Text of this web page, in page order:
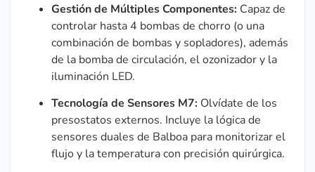
Gestión de Múltiples Componentes: Capaz de
controlar hasta 4 bombas de chorro (o una
combinación de bombas y sopladores), además
de la bomba de circulación, el ozonizador y la
iluminación LED.
Tecnología de Sensores M7: Olvídate de los
presostatos externos. Incluye la lógica de
sensores duales de Balboa para monitorizar el
flujo y la temperatura con precisión quirúrgica.